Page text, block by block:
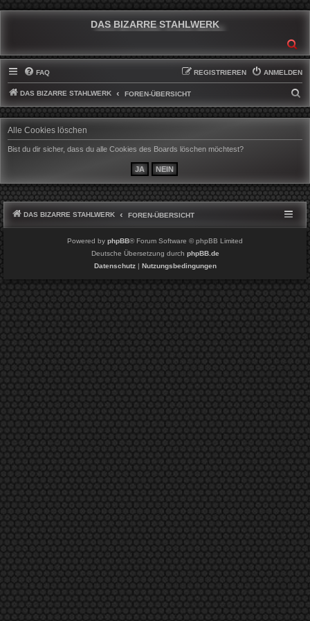
DAS BIZARRE STAHLWERK
FAQ ANMELDEN
REGISTRIEREN
DAS BIZARRE STAHLWERK FOREN-ÜBERSICHT
U
Alle Cookies löschen
Bist du dir sicher, dass du alle Cookies des Boards löschen möchtest?
DAS BIZARRE STAHLWERK FOREN-ÜBERSICHT
Powered by phpBB® Forum Software © phpBB Limited
Deutsche Übersetzung durch phpBB.de
Datenschutz| Nutzungsbedingungen